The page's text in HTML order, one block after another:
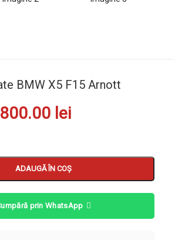
BMW X5 F15 Arnott
800.00 lei
ADAUGĂ ÎN COȘ
prin WhatsApp